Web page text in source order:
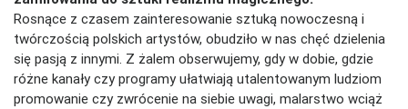
Rosnące z czasem zainteresowanie sztuką nowoczesną i
twórczością polskich artystów, obudziło w nas chęć dzielenia
się pasją z innymi. Z żalem obserwujemy, gdy w dobie, gdzie
różne kanały czy programy ułatwiają utalentowanym ludziom
promowanie czy zwrócenie na siebie uwagi, malarstwo wciąż